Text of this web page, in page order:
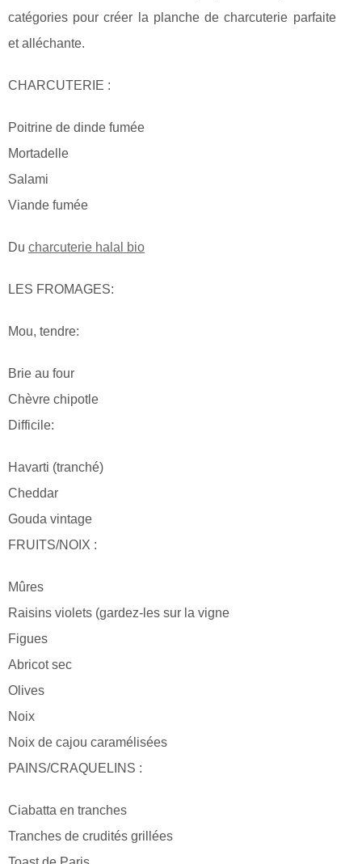
catégories pour créer la planche de charcuterie parfaite
et alléchante.
CHARCUTERIE :
Poitrine de dinde fumée
Mortadelle
Salami
Viande fumée
Du charcuterie halal bio
LES FROMAGES:
Mou, tendre:
Brie au four
Chèvre chipotle
Difficile:
Havarti (tranché)
Cheddar
Gouda vintage
FRUITS/NOIX :
Mûres
Raisins violets (gardez-les sur la vigne
Figues
Abricot sec
Olives
Noix
Noix de cajou caramélisées
PAINS/CRAQUELINS :
Ciabatta en tranches
Tranches de crudités grillées